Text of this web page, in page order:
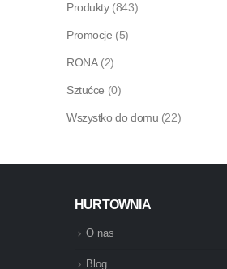
Produkty (843)
Promocje (5)
RONA (2)
Sztućce (0)
Wszystko do domu (22)
HURTOWNIA
O nas
Blog